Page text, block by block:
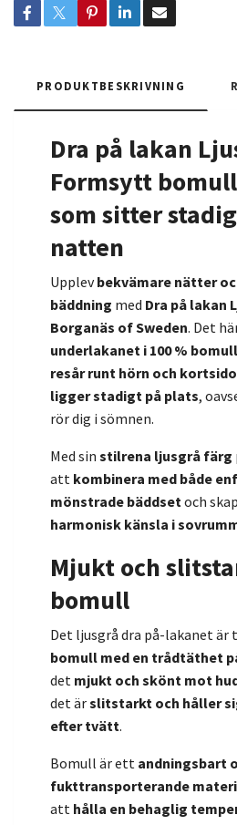
PRODUKTBESKRIVNING
Dra på lakan
Formsytt
som sitter
natten
Upplevbekvämare nätter
bäddning med Dra på lakan
Borganäs of Sweden. Det
underlakanet i 100 % bomull
resår runt hörn och
ligger stadigt på plats,
rör dig i sömnen.
Med sin stilrena ljusgrå färg
att kombinera med både
mönstrade bäddsetoch
harmonisk känsla i
Mjukt och
bomull
Det ljusgrå dra på-lakanet är
bomull med en trådtäthet
det mjukt och skönt mot
det ärslitstarkt och håller
efter tvätt.
Bomull är ett andningsbart
fukttransporterande
att hålla en behaglig